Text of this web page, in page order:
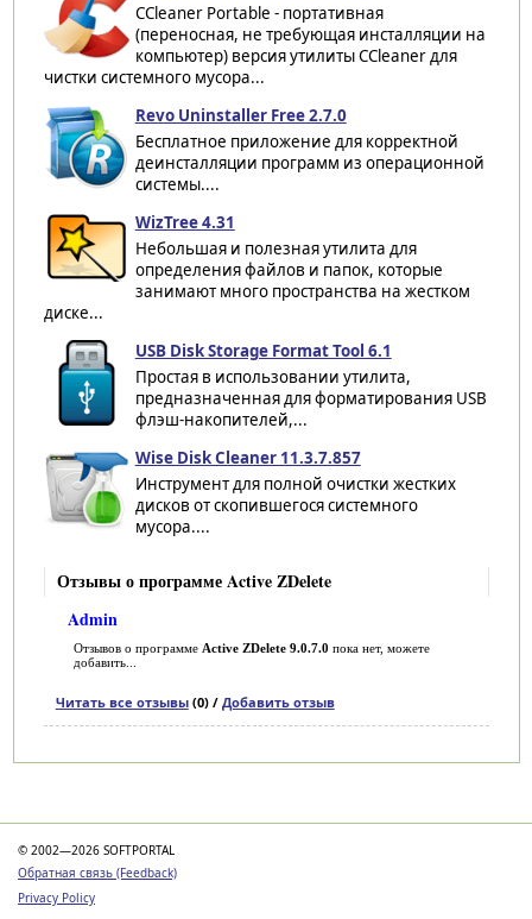
CCleaner Portable - портативная
(переносная, не требующая инсталляции на
компьютер) версия утилиты CCleaner для
чистки системного мусора...
Revo Uninstaller Free 2.7.0
Бесплатное приложение для корректной
деинсталляции программ из операционной
системы....
WizTree 4.31
Небольшая и полезная утилита для
определения файлов и папок, которые
занимают много пространства на жестком
диске...
USB Disk Storage Format Tool 6.1
Простая в использовании утилита,
предназначенная для форматирования USB
флэш-накопителей,...
Wise Disk Cleaner 11.3.7.857
Инструмент для полной очистки жестких
дисков от скопившегося системного
мусора....
Отзывы о программе Active ZDelete
Admin
Отзывов о программе Active ZDelete 9.0.7.0 пока нет, можете
добавить...
Читать все отзывы(0) / Добавить отзыв
© 2002—2026 SOFTPORTAL
Обратная связь (Feedback)
Privacy Policy